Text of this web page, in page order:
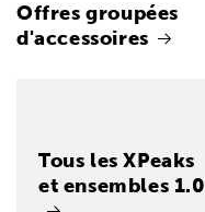
Offres groupées
d'accessoires
Tous les XPeaks
et ensembles 1.0